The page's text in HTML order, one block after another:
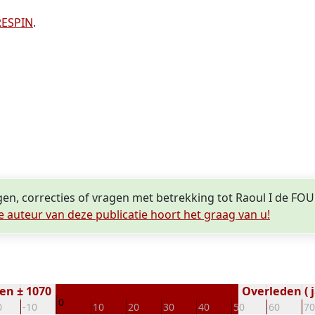
.
correcties of vragen met betrekking tot Raoul I de
auteur van deze publicatie hoort het graag van u!
-10 0 10 20 30 40 50 60 70
± 1070 Overleden (